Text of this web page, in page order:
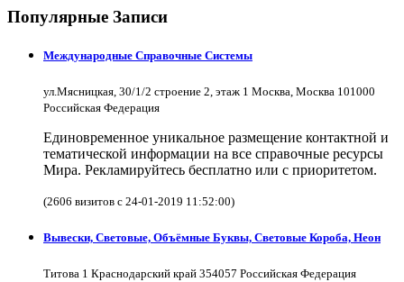
Популярные Записи
Международные Справочные Системы
ул.Мясницкая, 30/1/2 строение 2, этаж 1 Москва, Москва 101000
Российская Федерация
Единовременное уникальное размещение контактной и
тематической информации на все справочные ресурсы
Мира. Рекламируйтесь бесплатно или с приоритетом.
(2606 визитов с 24-01-2019 11:52:00)
Вывески, Световые, Объёмные Буквы, Световые Короба, Неон
Титова 1 Краснодарский край 354057 Российская Федерация